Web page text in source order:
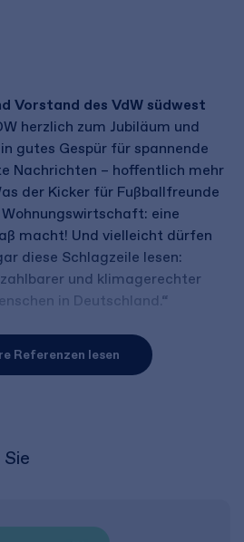
Vorstand des VdW südwest
herzlich zum Jubiläum und
gutes Gespür für spannende
Nachrichten – hoffentlich mehr
der Kicker für Fußballfreunde
eine
macht! Und vielleicht dürfen
diese Schlagzeile lesen:
und klimagerechter
in Deutschland.“
Referenzen lesen